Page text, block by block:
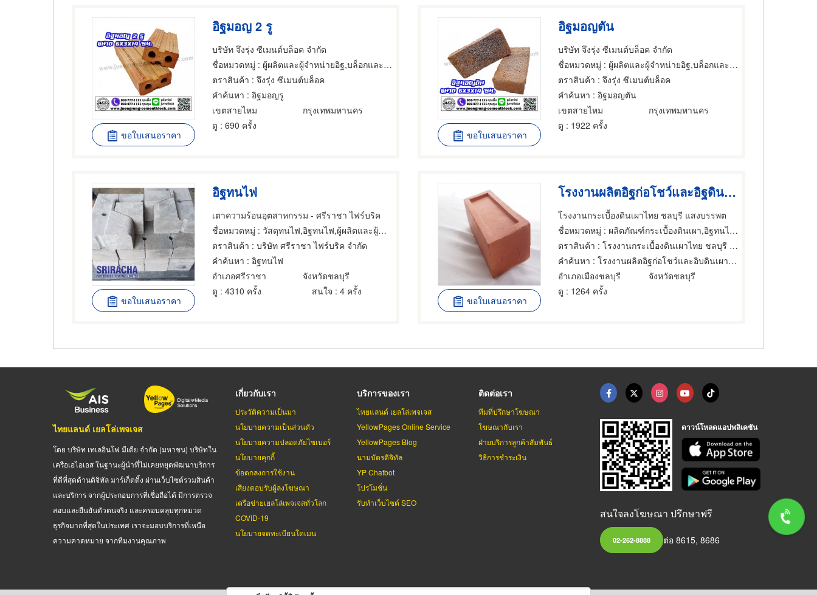
ขอใบเสนอราคา
อิฐมอญ 2 รู
บริษัท จึงรุ่ง ซีเมนต์บล็อค จำกัด
ชื่อหมวดหมู่ : ผู้ผลิตและผู้จำหน่ายอิฐ,บล็อกและแบบอิฐดินเผา,อิฐทนไฟ
ตราสินค้า : จึงรุ่ง ซีเมนต์บล็อค
คำค้นหา : อิฐมอญรู
เขตสายไหม
กรุงเทพมหานคร
ดู : 690 ครั้ง
ขอใบเสนอราคา
อิฐมอญตัน
บริษัท จึงรุ่ง ซีเมนต์บล็อค จำกัด
ชื่อหมวดหมู่ : ผู้ผลิตและผู้จำหน่ายอิฐ,บล็อกและแบบอิฐดินเผา,อิฐทนไฟ
ตราสินค้า : จึงรุ่ง ซีเมนต์บล็อค
คำค้นหา : อิฐมอญตัน
เขตสายไหม
กรุงเทพมหานคร
ดู : 1922 ครั้ง
ขอใบเสนอราคา
อิฐทนไฟ
เตาความร้อนอุตสาหกรรม - ศรีราชา ไฟร์บริค
ชื่อหมวดหมู่ : วัสดุทนไฟ,อิฐทนไฟ,ผู้ผลิตและผู้จำหน่ายอิฐ
ตราสินค้า : บริษัท ศรีราชา ไฟร์บริค จำกัด
คำค้นหา : อิฐทนไฟ
อำเภอศรีราชา
จังหวัดชลบุรี
ดู : 4310 ครั้ง สนใจ : 4 ครั้ง
ขอใบเสนอราคา
โรงงานผลิตอิฐก่อโชว์และอิฐดินเผา ชลบุรี
โรงงานกระเบื้องดินเผาไทย ชลบุรี แสงบรรพต
ชื่อหมวดหมู่ : ผลิตภัณฑ์กระเบื้องดินเผา,อิฐทนไฟ,อิฐประดับ
ตราสินค้า : โรงงานกระเบื้องดินเผาไทย ชลบุรี แสงบรรพต
คำค้นหา : โรงงานผลิตอิฐก่อโชว์และอิบดินเผา ชลบุรี
อำเภอเมืองชลบุรี
จังหวัดชลบุรี
ดู : 1264 ครั้ง
ไทยแลนด์ เยลโล่เพจเจส
โดย บริษัท เทเลอินโฟ มีเดีย จำกัด (มหาชน) บริษัทใน
เครือเอไอเอส ในฐานะผู้นำที่ไม่เคยหยุดพัฒนาบริการ
ที่ดีที่สุดด้านดิจิทัล มาร์เก็ตติ้ง ผ่านเว็บไซต์รวมสินค้า
และบริการ จากผู้ประกอบการที่เชื่อถือได้ มีการตรวจ
สอบและยืนยันตัวตนจริง และครอบคลุมทุกหมวด
ธุรกิจมากที่สุดในประเทศ เราจะมอบบริการที่เหนือ
ความคาดหมาย จากทีมงานคุณภาพ
เกี่ยวกับเรา
ประวัติความเป็นมา
นโยบายความเป็นส่วนตัว
นโยบายความปลอดภัยไซเบอร์
นโยบายคุกกี้
ข้อตกลงการใช้งาน
เสียงตอบรับผู้ลงโฆษณา
เครือข่ายเยลโล่เพจเจสทั่วโลก
COVID-19
นโยบายจดทะเบียนโดเมน
บริการของเรา
ไทยแลนด์ เยลโล่เพจเจส
YellowPages Online Service
YellowPages Blog
นามบัตรดิจิทัล
YP Chatbot
โปรโมชั่น
รับทำเว็บไซต์ SEO
ติดต่อเรา
ทีมที่ปรึกษาโฆษณา
โฆษณากับเรา
ฝ่ายบริการลูกค้าสัมพันธ์
วิธีการชำระเงิน
ดาวน์โหลดแอปพลิเคชัน
สนใจลงโฆษณา ปรึกษาฟรี
02-262-8888 ต่อ 8615, 8686